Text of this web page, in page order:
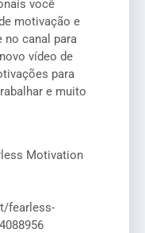
você
motivação e
no canal para
vídeo de
para
e muito
Motivation
fearless-